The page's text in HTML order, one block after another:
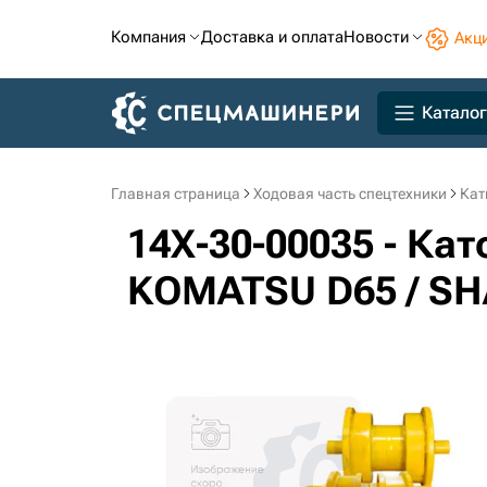
Компания Доставка и оплатаНовости
Каталог
Главная страница Ходовая часть спецтехники
14X-30-00035 -
KOMATSU D65 /